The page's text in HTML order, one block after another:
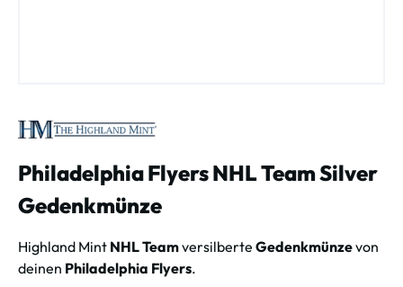
Philadelphia Flyers NHL Team Silver
Gedenkmünze
Highland Mint NHL Teamversilberte Gedenkmünzevon
deinen Philadelphia Flyers.